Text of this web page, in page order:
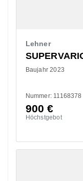
Lehner
Baujahr 2023
Nummer: 11168378
900€
Höchstgebot